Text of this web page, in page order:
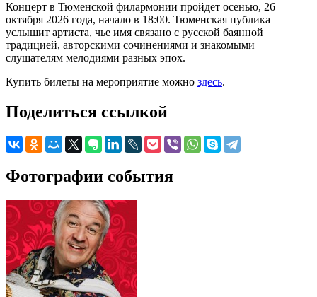
Концерт в Тюменской филармонии пройдет осенью, 26
октября 2026 года, начало в 18:00. Тюменская публика
услышит артиста, чье имя связано с русской баянной
традицией, авторскими сочинениями и знакомыми
слушателям мелодиями разных эпох.
Купить билеты на мероприятие можно здесь.
Поделиться ссылкой
Фотографии события